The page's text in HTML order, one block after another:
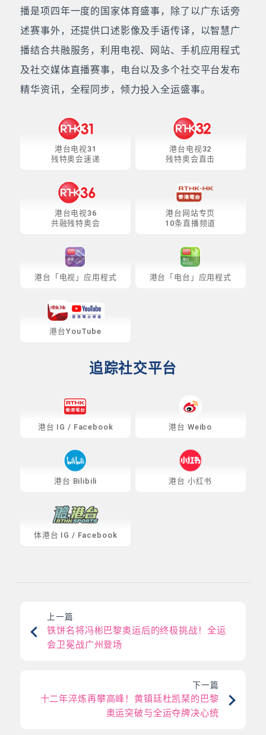
播是项四年一度的国家体育盛事，除了以广东话旁
述赛事外，还提供口述影像及手语传译，以智慧广
播结合共融服务，利用电视、网站、手机应用程式
及社交媒体直播赛事，电台以及多个社交平台发布
精华资讯，全程同步，倾力投入全运盛事。
港台电视31
残特奥会速递
港台电视32
残特奥会直击
港台电视36
共融残特奥会
港台网站专页
10条直播频道
港台「电视」应用程式 港台「电台」应用程式
港台YouTube
追踪社交平台
港台 IG / Facebook 港台 Weibo
港台 Bilibili 港台 小红书
体港台 IG / Facebook
上一篇
铁饼名将冯彬巴黎奥运后的终极挑战！全运
会卫冕战广州登场
下一篇
十二年淬炼再攀高峰！黄镇廷杜凯琹的巴黎
奥运突破与全运夺牌决心统